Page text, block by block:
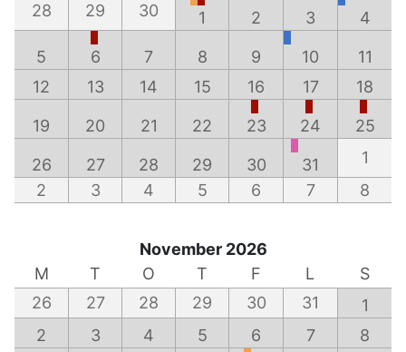
28
29 30 1 2 3 4
5 6 7 8 9 10
11
12
13 14 15 16 17 18
19 20 21 22 23 24 25
26 27 28 29 30 31
1
2
3 4 5 6 7 8
November 2026
M
T O T F L
S
26
27 28 29 30 31
1
2
3 4 5 6 7 8